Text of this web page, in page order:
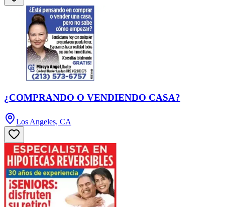
¿COMPRANDO O VENDIENDO CASA?
Los Angeles, CA